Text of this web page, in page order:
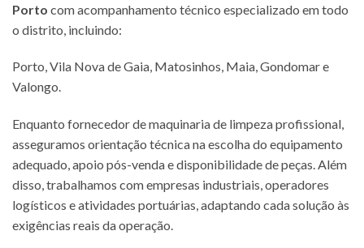
Porto com acompanhamento técnico especializado em todo
o distrito, incluindo:
Porto, Vila Nova de Gaia, Matosinhos, Maia, Gondomar e
Valongo.
Enquanto fornecedor de maquinaria de limpeza profissional,
asseguramos orientação técnica na escolha do equipamento
adequado, apoio pós-venda e disponibilidade de peças. Além
disso, trabalhamos com empresas industriais, operadores
logísticos e atividades portuárias, adaptando cada solução às
exigências reais da operação.